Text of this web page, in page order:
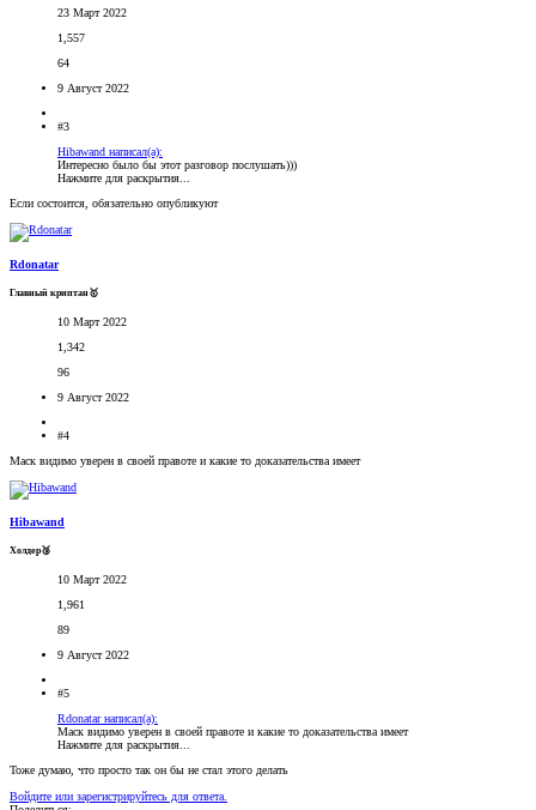
23 Март 2022
1,557
64
9 Август 2022
#3
Hibawand написал(а):
Интересно было бы этот разговор послушать)))
Нажмите для раскрытия...
Если состоится, обязательно опубликуют
Rdonatar
Главный криптан🥇
10 Март 2022
1,342
96
9 Август 2022
#4
Маск видимо уверен в своей правоте и какие то доказательства имеет
Hibawand
Холдер🥉
10 Март 2022
1,961
89
9 Август 2022
#5
Rdonatar написал(а):
Маск видимо уверен в своей правоте и какие то доказательства имеет
Нажмите для раскрытия...
Тоже думаю, что просто так он бы не стал этого делать
Войдите или зарегистрируйтесь для ответа.